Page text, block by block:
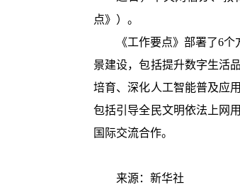
点》）。
《工作要点》部署了6
景建设，包括提升数字生活
培育、深化人工智能普及应
包括引导全民文明依法上网
国际交流合作。
来源：新华社